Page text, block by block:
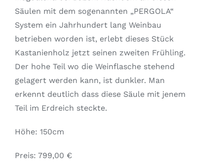
Säulen mit dem sogenannten „PERGOLA“
System ein Jahrhundert lang Weinbau
betrieben worden ist, erlebt dieses Stück
Kastanienholz jetzt seinen zweiten Frühling.
Der hohe Teil wo die Weinflasche stehend
gelagert werden kann, ist dunkler. Man
erkennt deutlich dass diese Säule mit jenem
Teil im Erdreich steckte.
Höhe: 150cm
Preis: 799,00 €